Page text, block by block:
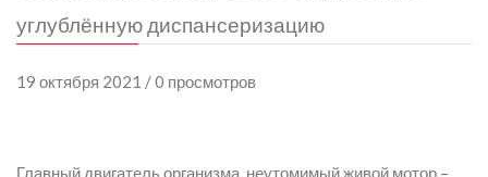
углублённую диспансеризацию
19 октября 2021 / 0 просмотров
Главный двигатель организма, неутомимый живой мотор –